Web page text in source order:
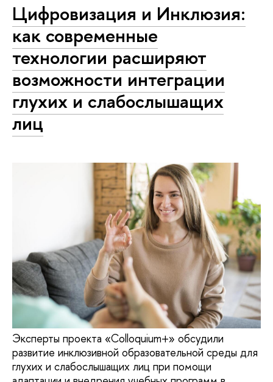
Цифровизация и Инклюзия:
как современные
технологии расширяют
возможности интеграции
глухих и слабослышащих
лиц
Эксперты проекта «Colloquium+» обсудили
развитие инклюзивной образовательной среды для
глухих и слабослышащих лиц при помощи